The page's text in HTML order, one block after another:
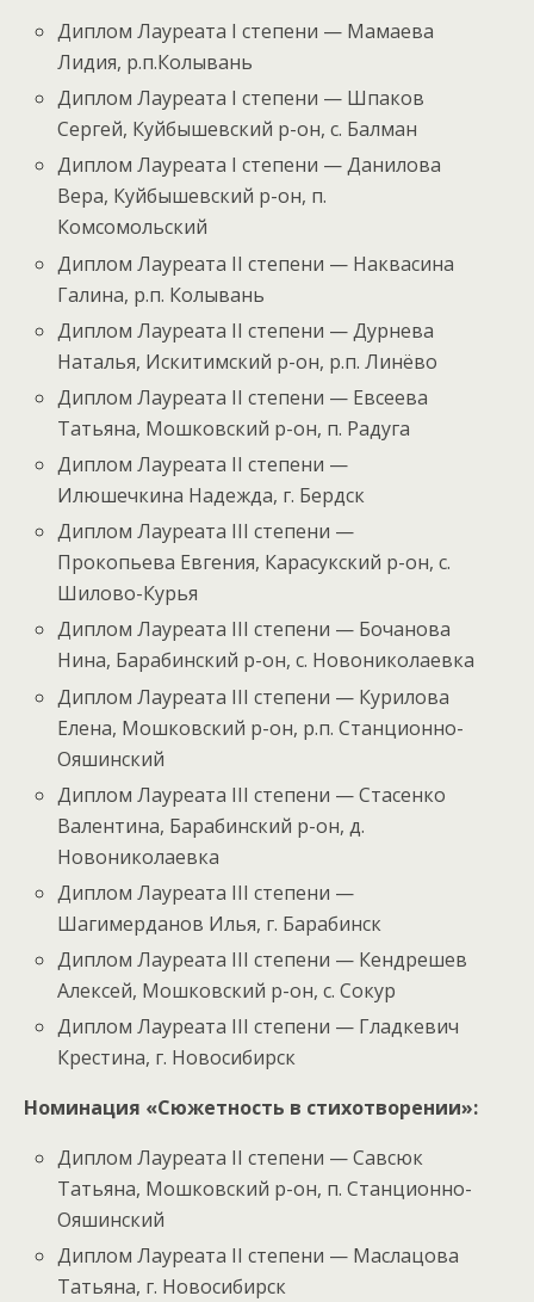
Диплом Лауреата I степени — Мамаева
Лидия, р.п.Колывань
Диплом Лауреата I степени — Шпаков
Сергей, Куйбышевский р-он, с. Балман
Диплом Лауреата I степени — Данилова
Вера, Куйбышевский р-он, п.
Комсомольский
Диплом Лауреата II степени — Наквасина
Галина, р.п. Колывань
Диплом Лауреата II степени — Дурнева
Наталья, Искитимский р-он, р.п. Линёво
Диплом Лауреата II степени — Евсеева
Татьяна, Мошковский р-он, п. Радуга
Диплом Лауреата II степени —
Илюшечкина Надежда, г. Бердск
Диплом Лауреата III степени —
Прокопьева Евгения, Карасукский р-он, с.
Шилово-Курья
Диплом Лауреата III степени — Бочанова
Нина, Барабинский р-он, с. Новониколаевка
Диплом Лауреата III степени — Курилова
Елена, Мошковский р-он, р.п. Станционно-
Ояшинский
Диплом Лауреата III степени — Стасенко
Валентина, Барабинский р-он, д.
Новониколаевка
Диплом Лауреата III степени —
Шагимерданов Илья, г. Барабинск
Диплом Лауреата III степени — Кендрешев
Алексей, Мошковский р-он, с. Сокур
Диплом Лауреата III степени — Гладкевич
Крестина, г. Новосибирск
Номинация «Сюжетность в стихотворении»:
Диплом Лауреата II степени — Савсюк
Татьяна, Мошковский р-он, п. Станционно-
Ояшинский
Диплом Лауреата II степени — Маслацова
Татьяна, г. Новосибирск